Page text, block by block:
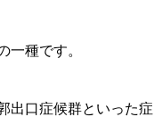
一種です。
出口症候群といった症